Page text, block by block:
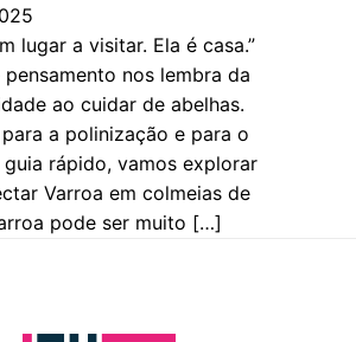
lugar a visitar. Ela é casa.”
pensamento nos lembra da
ao cuidar de abelhas.
a polinização e para o
rápido, vamos explorar
Varroa em colmeias de
pode ser muito […]